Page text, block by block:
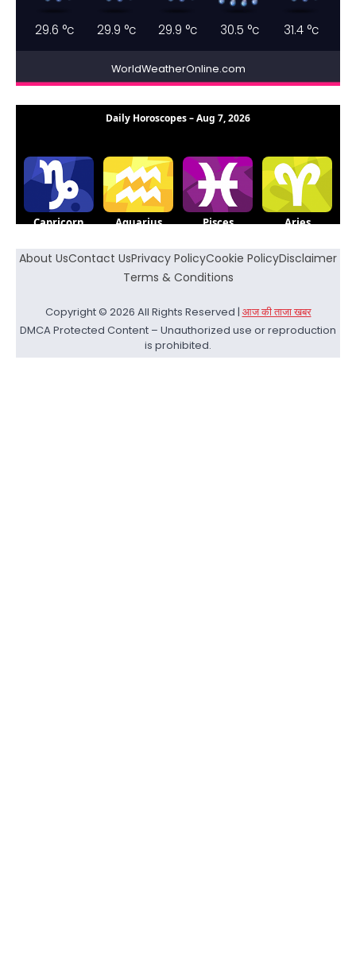
29.6 °c 29.9 °c 29.9 °c 30.5 °c 31.4 °c
WorldWeatherOnline.com
About UsContact UsPrivacy PolicyCookie PolicyDisclaimer
Terms & Conditions
Copyright © 2026 All Rights Reserved | आज की ताजा खबर
DMCA Protected Content – Unauthorized use or reproduction
is prohibited.